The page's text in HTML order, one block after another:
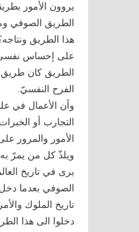
يروون الأمور
الطريق الصوفي
هذا الطريق
على إحساس
الطريق كان طريق
الفرح النفسيّ.
وأن الأعمال في
التجارب أو
الأمور والمرور
ويلذّ كل من يمرّ به
يرى في تاريخ
الصوفي بعدما
تاريخ الملوك
دخلوا الى هذا